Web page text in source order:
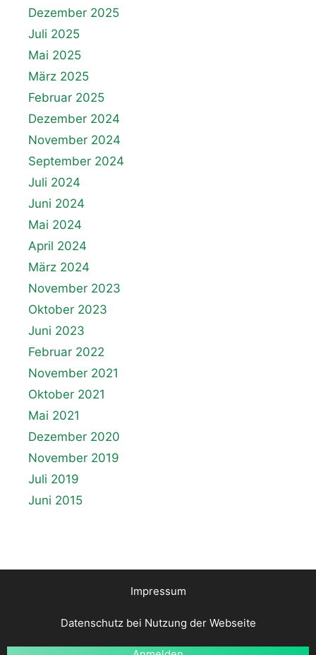
Dezember 2025
Juli 2025
Mai 2025
März 2025
Februar 2025
Dezember 2024
November 2024
September 2024
Juli 2024
Juni 2024
Mai 2024
April 2024
März 2024
November 2023
Oktober 2023
Juni 2023
Februar 2022
November 2021
Oktober 2021
Mai 2021
Dezember 2020
November 2019
Juli 2019
Juni 2015
Impressum
Datenschutz bei Nutzung der Webseite